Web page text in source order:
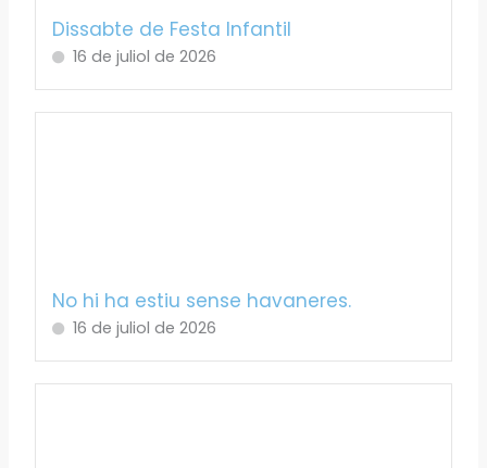
Dissabte de Festa Infantil
16 de juliol de 2026
No hi ha estiu sense havaneres.
16 de juliol de 2026